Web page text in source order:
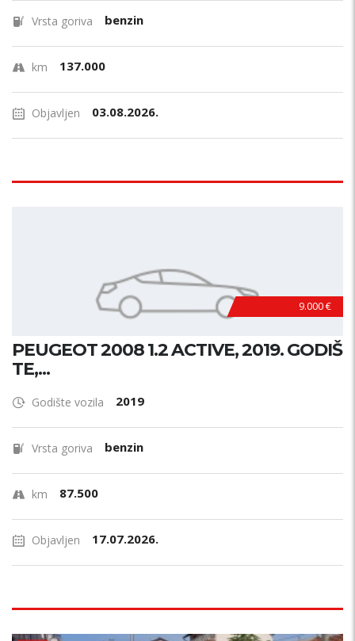
Vrsta goriva benzin
km 137.000
Objavljen 03.08.2026.
9.000 €
PEUGEOT 2008 1.2 ACTIVE, 2019. GODIŠ
TE,...
Godište vozila 2019
Vrsta goriva benzin
km 87.500
Objavljen 17.07.2026.